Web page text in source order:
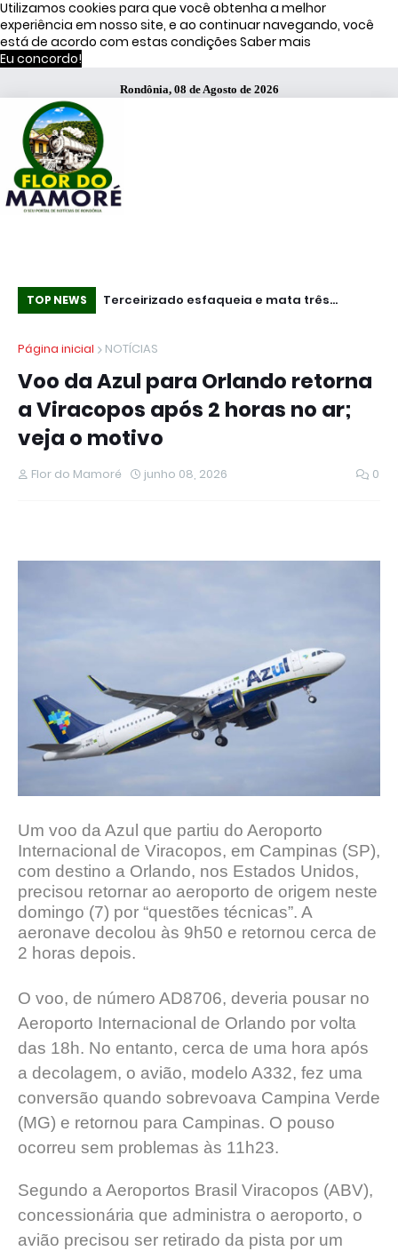
Utilizamos cookies para que você obtenha a melhor
experiência em nosso site, e ao continuar navegando, você
está de acordo com estas condições Saber mais
Eu concordo!
Rondônia, 08 de Agosto de 2026
TOP NEWS
Terceirizado esfaqueia e mata três
Paulista
Página inicial
NOTÍCIAS
Voo da Azul para Orlando retorna
a Viracopos após 2 horas no ar;
veja o motivo
Flor do Mamoré junho 08, 2026 0
Um voo da Azul que partiu do Aeroporto
Internacional de Viracopos, em Campinas (SP),
com destino a Orlando, nos Estados Unidos,
precisou retornar ao aeroporto de origem neste
domingo (7) por “questões técnicas”. A
aeronave decolou às 9h50 e retornou cerca de
2 horas depois.
O voo, de número AD8706, deveria pousar no
Aeroporto Internacional de Orlando por volta
das 18h. No entanto, cerca de uma hora após
a decolagem, o avião, modelo A332, fez uma
conversão quando sobrevoava Campina Verde
(MG) e retornou para Campinas. O pouso
ocorreu sem problemas às 11h23.
Segundo a Aeroportos Brasil Viracopos (ABV),
concessionária que administra o aeroporto, o
avião precisou ser retirado da pista por um